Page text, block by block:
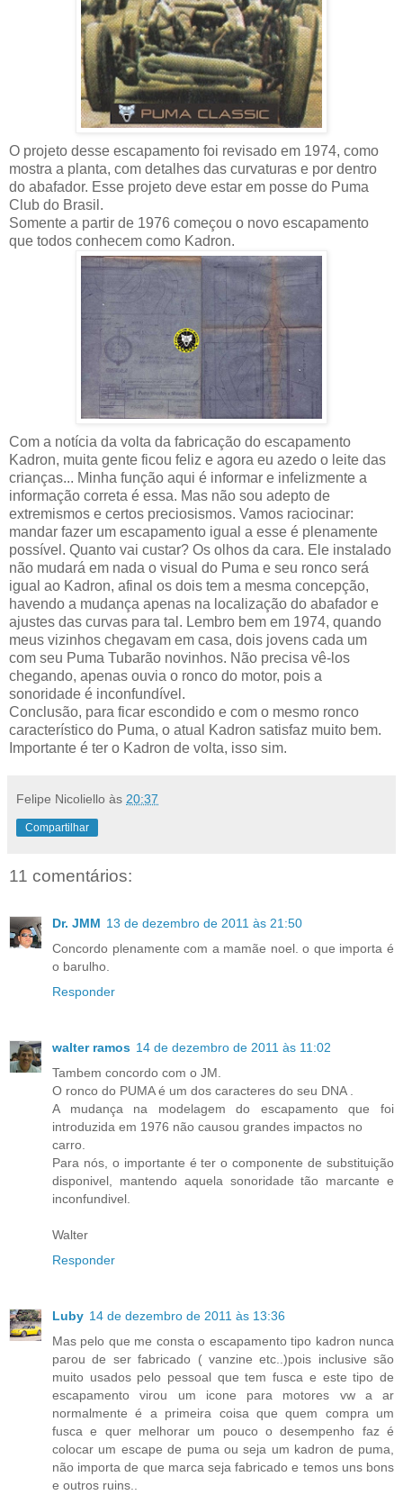
O projeto desse escapamento foi revisado em 1974, como
mostra a planta, com detalhes das curvaturas e por dentro
do abafador. Esse projeto deve estar em posse do Puma
Club do Brasil.
Somente a partir de 1976 começou o novo escapamento
que todos conhecem como Kadron.
Com a notícia da volta da fabricação do escapamento
Kadron, muita gente ficou feliz e agora eu azedo o leite das
crianças... Minha função aqui é informar e infelizmente a
informação correta é essa. Mas não sou adepto de
extremismos e certos preciosismos. Vamos raciocinar:
mandar fazer um escapamento igual a esse é plenamente
possível. Quanto vai custar? Os olhos da cara. Ele instalado
não mudará em nada o visual do Puma e seu ronco será
igual ao Kadron, afinal os dois tem a mesma concepção,
havendo a mudança apenas na localização do abafador e
ajustes das curvas para tal. Lembro bem em 1974, quando
meus vizinhos chegavam em casa, dois jovens cada um
com seu Puma Tubarão novinhos. Não precisa vê-los
chegando, apenas ouvia o ronco do motor, pois a
sonoridade é inconfundível.
Conclusão, para ficar escondido e com o mesmo ronco
característico do Puma, o atual Kadron satisfaz muito bem.
Importante é ter o Kadron de volta, isso sim.
Felipe Nicoliello às 20:37
Compartilhar
11 comentários:
Dr. JMM 13 de dezembro de 2011 às 21:50
Concordo plenamente com a mamãe noel. o que importa é
o barulho.
Responder
walter ramos 14 de dezembro de 2011 às 11:02
Tambem concordo com o JM.
O ronco do PUMA é um dos caracteres do seu DNA .
A mudança na modelagem do escapamento que foi
introduzida em 1976 não causou grandes impactos no
carro.
Para nós, o importante é ter o componente de substituição
disponivel, mantendo aquela sonoridade tão marcante e
inconfundivel.
Walter
Responder
Luby 14 de dezembro de 2011 às 13:36
Mas pelo que me consta o escapamento tipo kadron nunca
parou de ser fabricado ( vanzine etc..)pois inclusive são
muito usados pelo pessoal que tem fusca e este tipo de
escapamento virou um icone para motores vw a ar
normalmente é a primeira coisa que quem compra um
fusca e quer melhorar um pouco o desempenho faz é
colocar um escape de puma ou seja um kadron de puma,
não importa de que marca seja fabricado e temos uns bons
e outros ruins..